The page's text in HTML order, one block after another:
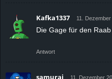
Kafka1337 11.
Die Gage für den
Antwort
samurai 11. Dezember